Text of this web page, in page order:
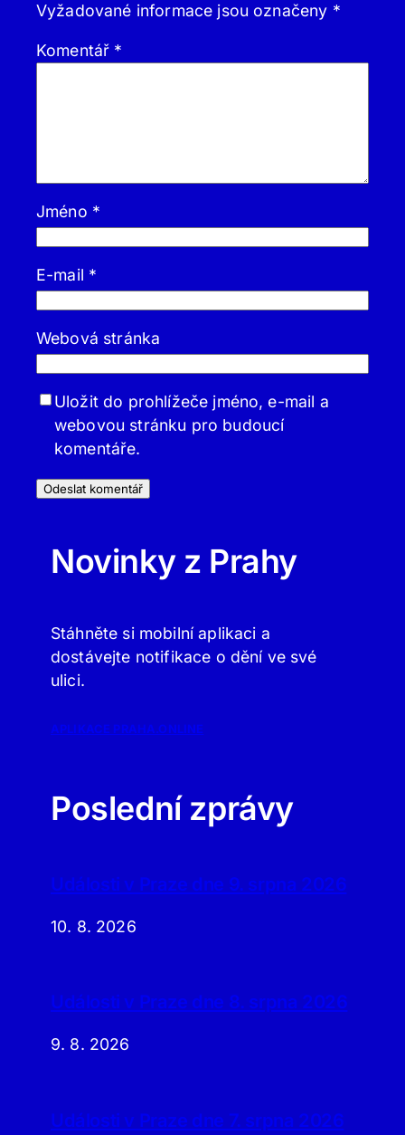
Vyžadované informace jsou označeny *
Komentář *
Jméno *
E-mail *
Webová stránka
Uložit do prohlížeče jméno, e-mail a
webovou stránku pro budoucí
komentáře.
Novinky z Prahy
Stáhněte si mobilní aplikaci a
dostávejte notifikace o dění ve své
ulici.
APLIKACE PRAHA.ONLINE
Poslední zprávy
Události v Praze dne 9. srpna 2026
10. 8. 2026
Události v Praze dne 8. srpna 2026
9. 8. 2026
Události v Praze dne 7. srpna 2026